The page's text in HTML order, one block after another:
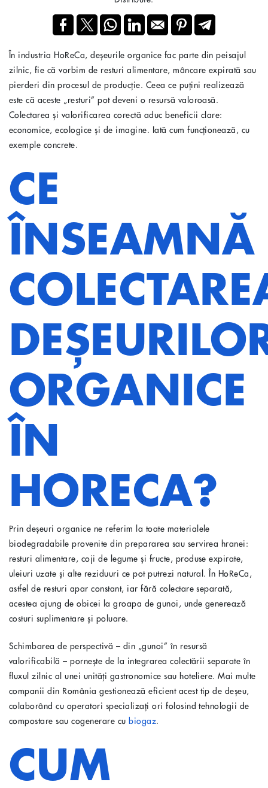
În industria HoReCa, deșeurile organice fac parte din peisajul
zilnic, fie că vorbim de resturi alimentare, mâncare expirată sau
pierderi din procesul de producție. Ceea ce puțini realizează
este că aceste „resturi” pot deveni o resursă valoroasă.
Colectarea și valorificarea corectă aduc beneficii clare:
economice, ecologice și de imagine. Iată cum funcționează, cu
exemple concrete.
CE
ÎNSEAMNĂ
ORGANICE
ÎN
HORECA?
Prin deșeuri organice ne referim la toate materialele
biodegradabile provenite din prepararea sau servirea hranei:
resturi alimentare, coji de legume și fructe, produse expirate,
uleiuri uzate și alte reziduuri ce pot putrezi natural. În HoReCa,
astfel de resturi apar constant, iar fără colectare separată,
acestea ajung de obicei la groapa de gunoi, unde generează
costuri suplimentare și poluare.
Schimbarea de perspectivă – din „gunoi” în resursă
valorificabilă – pornește de la integrarea colectării separate în
fluxul zilnic al unei unități gastronomice sau hoteliere. Mai multe
companii din România gestionează eficient acest tip de deșeu,
colaborând cu operatori specializați ori folosind tehnologii de
compostare sau cogenerare cu biogaz.
CUM